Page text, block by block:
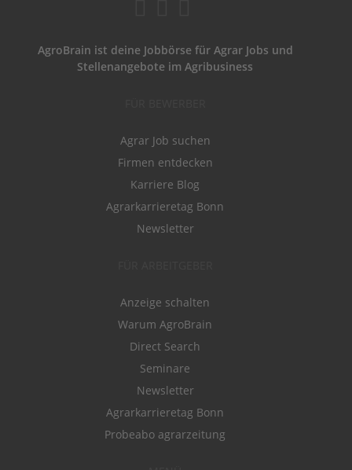
AgroBrain ist deine Jobbörse für Agrar Jobs und
Stellenangebote im Agribusiness
Agrar Job suchen
Firmen entdecken
Karriere Blog
Agrarkarrieretag Bonn
Newsletter
Anzeige schalten
Warum AgroBrain
Direct Search
Seminare
Newsletter
Agrarkarrieretag Bonn
Probeabo agrarzeitung